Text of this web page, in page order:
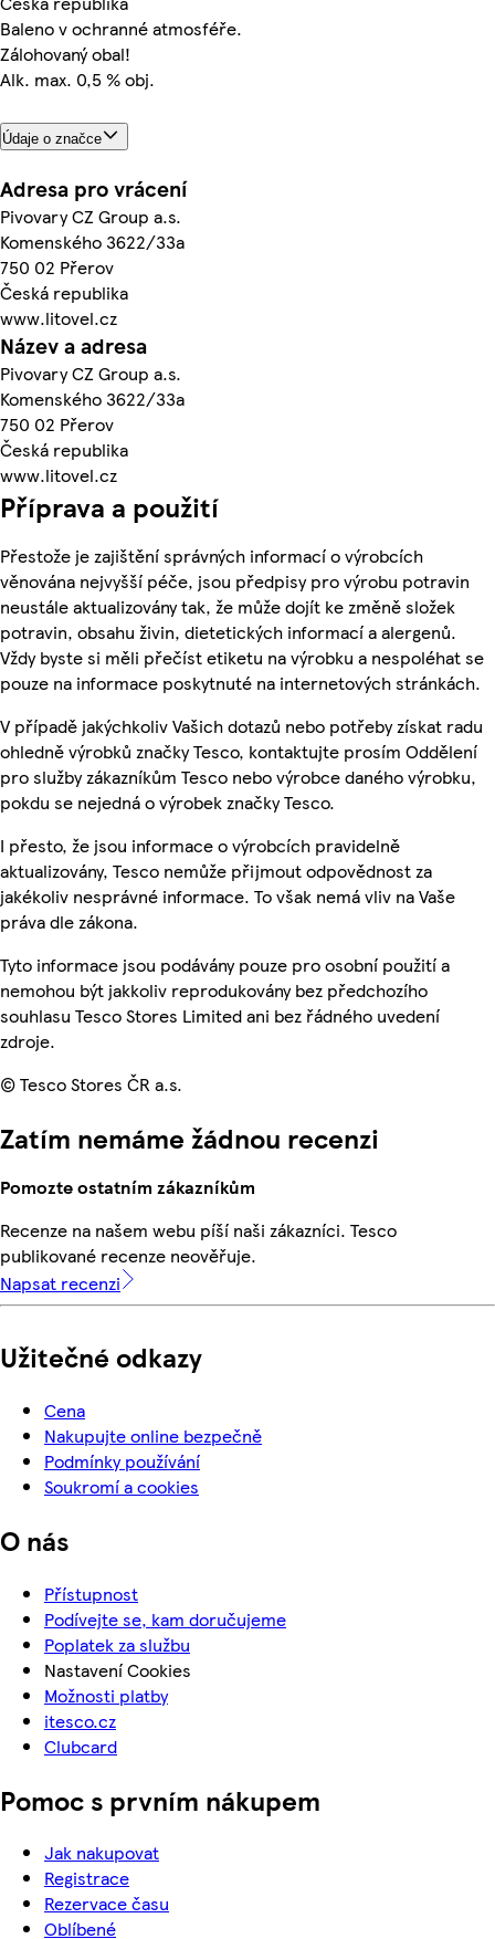
Baleno v ochranné atmosféře.
Zálohovaný obal!
Alk. max. 0,5 % obj.
Údaje o značce
Adresa pro vrácení
Pivovary CZ Group a.s.
Komenského 3622/33a
750 02 Přerov
Česká republika
www.litovel.cz
Název a adresa
Pivovary CZ Group a.s.
Komenského 3622/33a
750 02 Přerov
Česká republika
www.litovel.cz
Příprava a použití
Přestože je zajištění správných informací o výrobcích
věnována nejvyšší péče, jsou předpisy pro výrobu potravin
neustále aktualizovány tak, že může dojít ke změně složek
potravin, obsahu živin, dietetických informací a alergenů.
Vždy byste si měli přečíst etiketu na výrobku a nespoléhat se
pouze na informace poskytnuté na internetových stránkách.
V případě jakýchkoliv Vašich dotazů nebo potřeby získat radu
ohledně výrobků značky Tesco, kontaktujte prosím Oddělení
pro služby zákazníkům Tesco nebo výrobce daného výrobku,
pokdu se nejedná o výrobek značky Tesco.
I přesto, že jsou informace o výrobcích pravidelně
aktualizovány, Tesco nemůže přijmout odpovědnost za
jakékoliv nesprávné informace. To však nemá vliv na Vaše
práva dle zákona.
Tyto informace jsou podávány pouze pro osobní použití a
nemohou být jakkoliv reprodukovány bez předchozího
souhlasu Tesco Stores Limited ani bez řádného uvedení
zdroje.
© Tesco Stores ČR a.s.
Zatím nemáme žádnou recenzi
Pomozte ostatním zákazníkům
Recenze na našem webu píší naši zákazníci. Tesco
publikované recenze neověřuje.
Napsat recenzi
Užitečné odkazy
Cena
Nakupujte online bezpečně
Podmínky používání
Soukromí a cookies
O nás
Přístupnost
Podívejte se, kam doručujeme
Poplatek za službu
Nastavení Cookies
Možnosti platby
itesco.cz
Clubcard
Pomoc s prvním nákupem
Jak nakupovat
Registrace
Rezervace času
Oblíbené